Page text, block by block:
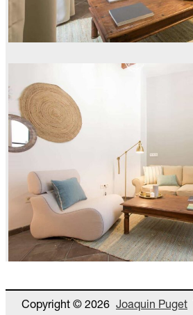
Copyright © 2026 Joaquin Puget